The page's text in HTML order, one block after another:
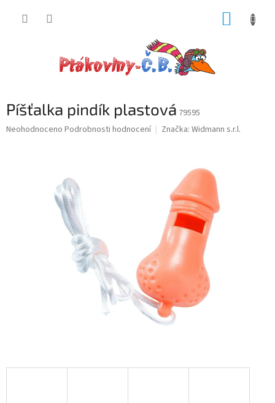
Píšťalka pindík plastová 79595
Průměrné
Neohodnoceno Podrobnosti hodnocení Značka: Widmann s.r.l.